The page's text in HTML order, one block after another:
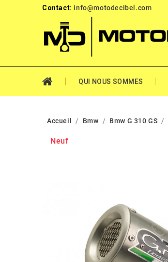
Contact: info@motodecibel.com
QUI NOUS SOMMES
Accueil Bmw Bmw G 310 GS
Neuf